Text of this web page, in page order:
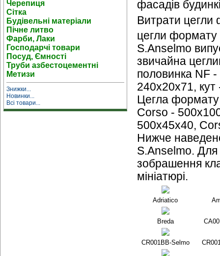
Черепиця
Сітка
Будівельні матеріали
Пічне литво
Фарби, Лаки
Господарчі товари
Посуд, Ємності
Труби азбестоцементні
Метизи
Знижки...
Новинки...
Всі товари...
фасадів
Витрати
цегли
S.Anselmo
звичайна
половинка NF
240х20х71,
Цегла формату
Corso -
500х45х40,
Нижче
S.Anselmo. Для
зобрашення
мініатюрі.
Adriatico
Breda
CR001BB-Selmo